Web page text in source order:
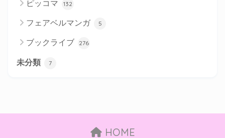
ピッコマ 132
フェアベルマンガ 5
ブックライブ 276
未分類 7
HOME